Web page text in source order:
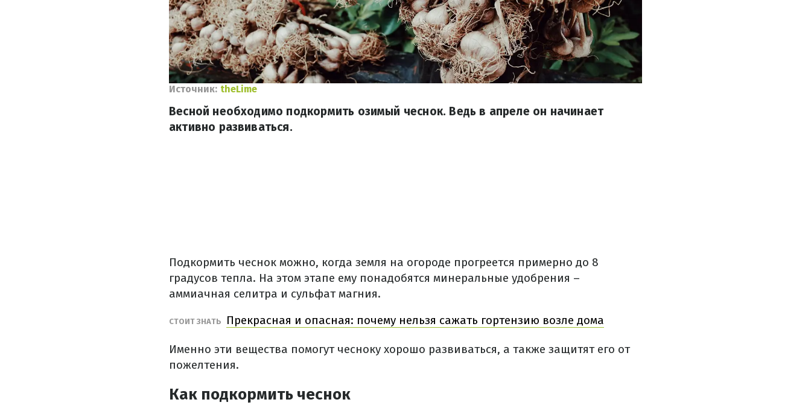
Источник: theLime
Весной необходимо подкормить озимый чеснок. Ведь в апреле он начинает
активно развиваться.
Подкормить чеснок можно, когда земля на огороде прогреется примерно до 8
градусов тепла. На этом этапе ему понадобятся минеральные удобрения –
аммиачная селитра и сульфат магния.
СТОИТ ЗНАТЬ Прекрасная и опасная: почему нельзя сажать гортензию возле дома
Именно эти вещества помогут чесноку хорошо развиваться, а также защитят его от
пожелтения.
Как подкормить чеснок